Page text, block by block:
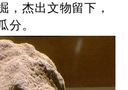
，杰出文物留下，
。